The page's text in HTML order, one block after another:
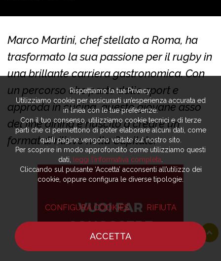
Marco Martini, chef stellato a Roma, ha
trasformato la sua passione per il rugby in
una brillante carriera gastronomica. Con
un percorso che parte dallo sport e
approda in cucina, questo giovane asso
del fine dining è riuscito a creare un
format di rilievo nella Capitale.
Rispettiamo la tua Privacy.
Utilizziamo cookie per assicurarti un’esperienza accurata ed
in linea con le tue preferenze.
Con il tuo consenso, utilizziamo cookie tecnici e di terze
parti che ci permettono di poter elaborare alcuni dati, come
quali pagine vengono visitate sul nostro sito.
Per scoprire in modo approfondito come utilizziamo questi
dati,
leggi l’informativa completa
Cliccando sul pulsante ‘Accetta’ acconsenti all’utilizzo dei
cookie, oppure configura le diverse tipologie.
CONFIGURA COOKIES RIFIUTA
ACCETTA